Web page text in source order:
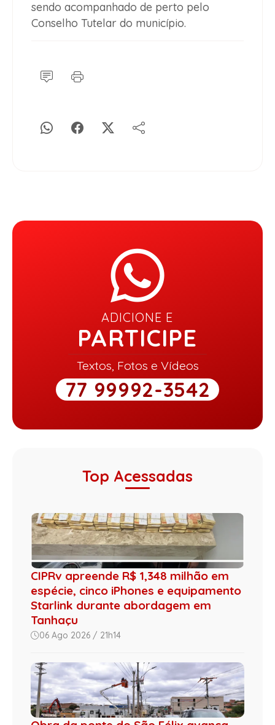
sendo acompanhado de perto pelo
Conselho Tutelar do município.
ADICIONE E
PARTICIPE
Textos, Fotos e Vídeos
77 99992-3542
Top Acessadas
CIPRv apreende R$ 1,348 milhão em
espécie, cinco iPhones e equipamento
Starlink durante abordagem em
Tanhaçu
06 Ago 2026 / 21h14